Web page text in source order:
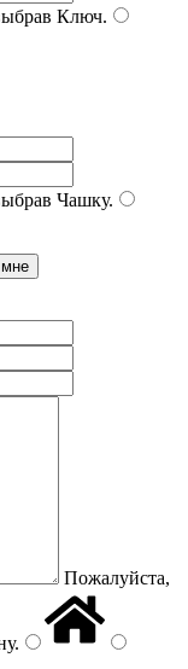
Ключ.
Чашку.
Пожалуйста,
.